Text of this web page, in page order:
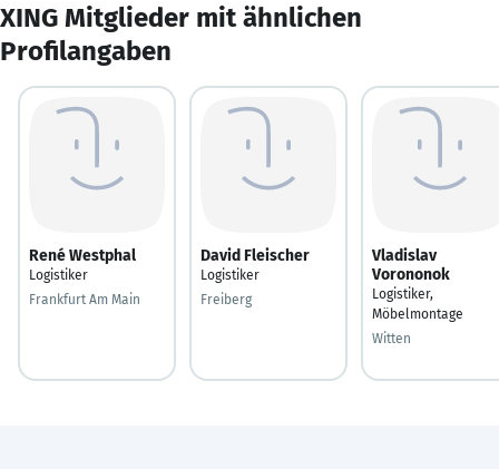
XING Mitglieder mit ähnlichen
Profilangaben
René Westphal
Logistiker
Frankfurt Am Main
David Fleischer
Logistiker
Freiberg
Vladislav
Vorononok
Logistiker,
Möbelmontage
Witten